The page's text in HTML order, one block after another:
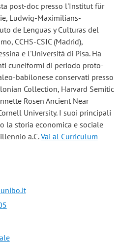
post-doc presso l'Institut für
Ludwig-Maximilians-
de Lenguas y Culturas del
CCHS-CSIC (Madrid),
e l'Università di Pisa. Ha
cuneiformi di periodo proto-
babilonese conservati presso
Collection, Harvard Semitic
Rosen Ancient Near
University. I suoi principali
la storia economica e sociale
a.C.Vai al Curriculum